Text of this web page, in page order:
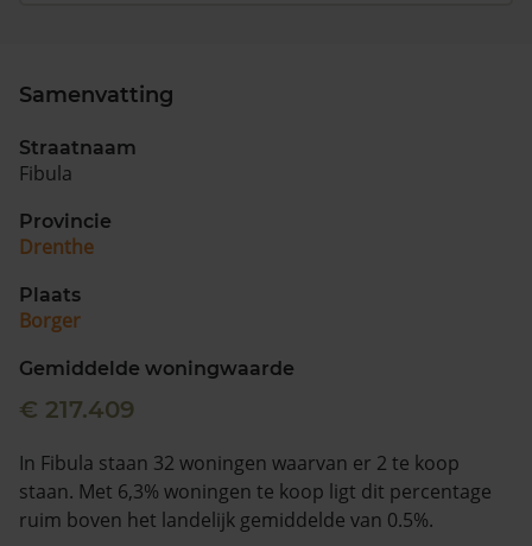
Samenvatting
Straatnaam
Fibula
Provincie
Drenthe
Plaats
Borger
Gemiddelde woningwaarde
€ 217.409
In Fibula staan 32 woningen waarvan er 2 te koop
staan. Met 6,3% woningen te koop ligt dit percentage
ruim boven het landelijk gemiddelde van 0.5%.